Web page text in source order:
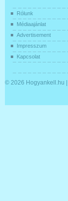
Rólunk
Médiaajánlat
Advertisement
Impresszum
Kapcsolat
© 2026 Hogyankell.hu |